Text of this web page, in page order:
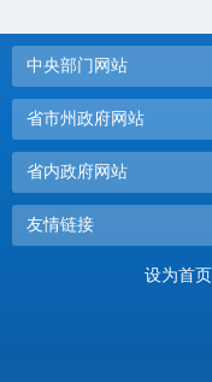
中央部门网站
省市州政府网站
省内政府网站
友情链接
设为首页